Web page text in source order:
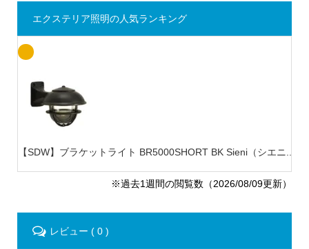
エクステリア照明の人気ランキング
【SDW】ブラケットライト BR5000SHORT BK Sieni（シエニ...
※過去1週間の閲覧数（2026/08/09更新）
レビュー ( 0 )